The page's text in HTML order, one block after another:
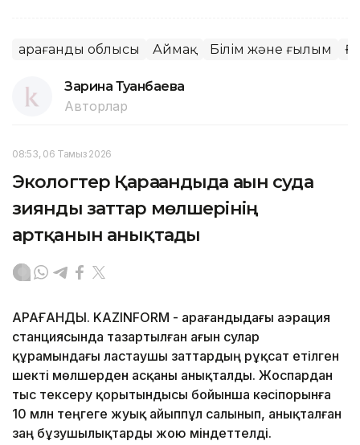
Қарағанды облысы Аймақ Білім және ғылым
Зарина Туғанбаева
Авторлар
08:53, 06 Тамыз 2026
Экологтер Қарағандыда ағын суда
зиянды заттар мөлшерінің
артқанын анықтады
ҚАРАҒАНДЫ. KAZINFORM - Қарағандыдағы аэрация
станциясында тазартылған ағын сулар
құрамындағы ластаушы заттардың рұқсат етілген
шекті мөлшерден асқаны анықталды. Жоспардан
тыс тексеру қорытындысы бойынша кәсіпорынға
10 млн теңгеге жуық айыппұл салынып, анықталған
заң бұзушылықтарды жою міндеттелді.